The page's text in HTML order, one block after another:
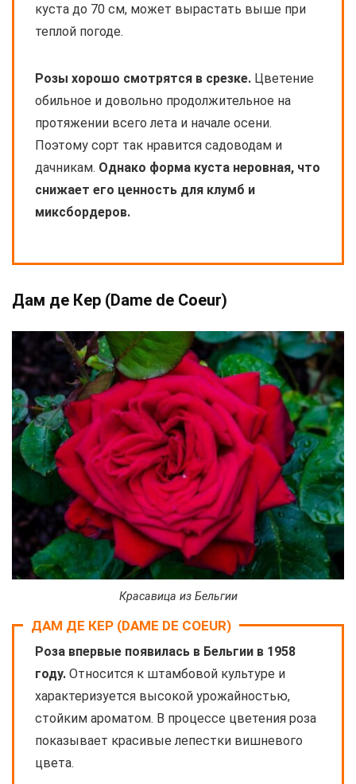
куста до 70 см, может вырастать выше при
теплой погоде.
Розы хорошо смотрятся в срезке. Цветение
обильное и довольно продолжительное на
протяжении всего лета и начале осени.
Поэтому сорт так нравится садоводам и
дачникам. Однако форма куста неровная, что
снижает его ценность для клумб и
миксбордеров.
Дам де Кер (Dame de Coeur)
Красавица из Бельгии
ДАМ ДЕ КЕР (DAME DE COEUR)
Роза впервые появилась в Бельгии в 1958
году. Относится к штамбовой культуре и
характеризуется высокой урожайностью,
стойким ароматом. В процессе цветения роза
показывает красивые лепестки вишневого
цвета.